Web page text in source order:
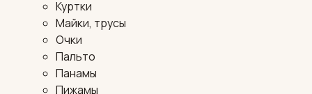
Куртки
Майки, трусы
Очки
Пальто
Панамы
Пижамы